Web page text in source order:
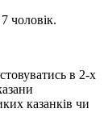
чоловік.
в 2-х
казанків чи